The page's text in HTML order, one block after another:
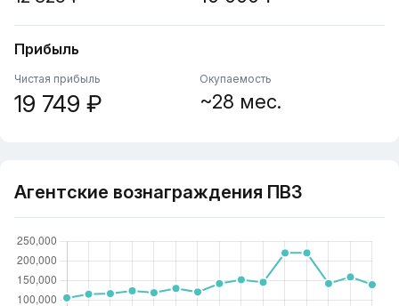
Прибыль
Чистая прибыль
19 749 ₽
Окупаемость
~28 мес.
Агентские вознаграждения ПВЗ